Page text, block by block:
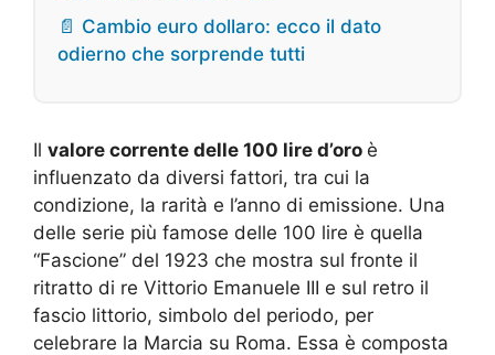
📄 Cambio euro dollaro: ecco il dato
odierno che sorprende tutti
Il valore corrente delle 100 lire d’oro è
influenzato da diversi fattori, tra cui la
condizione, la rarità e l’anno di emissione. Una
delle serie più famose delle 100 lire è quella
“Fascione” del 1923 che mostra sul fronte il
ritratto di re Vittorio Emanuele III e sul retro il
fascio littorio, simbolo del periodo, per
celebrare la Marcia su Roma. Essa è composta